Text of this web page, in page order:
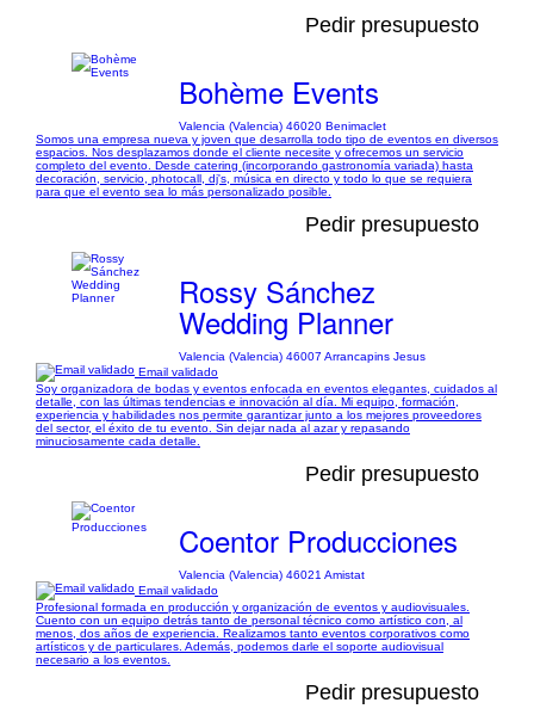
Pedir presupuesto
Bohème Events
Valencia (Valencia) 46020 Benimaclet
Somos una empresa nueva y joven que desarrolla todo tipo de eventos en diversos
espacios. Nos desplazamos donde el cliente necesite y ofrecemos un servicio
completo del evento. Desde catering (incorporando gastronomía variada) hasta
decoración, servicio, photocall, dj's, música en directo y todo lo que se requiera
para que el evento sea lo más personalizado posible.
Pedir presupuesto
Rossy Sánchez
Wedding Planner
Valencia (Valencia) 46007 Arrancapins Jesus
Email validado
Soy organizadora de bodas y eventos enfocada en eventos elegantes, cuidados al
detalle, con las últimas tendencias e innovación al día. Mi equipo, formación,
experiencia y habilidades nos permite garantizar junto a los mejores proveedores
del sector, el éxito de tu evento. Sin dejar nada al azar y repasando
minuciosamente cada detalle.
Pedir presupuesto
Coentor Producciones
Valencia (Valencia) 46021 Amistat
Email validado
Profesional formada en producción y organización de eventos y audiovisuales.
Cuento con un equipo detrás tanto de personal técnico como artístico con, al
menos, dos años de experiencia. Realizamos tanto eventos corporativos como
artísticos y de particulares. Además, podemos darle el soporte audiovisual
necesario a los eventos.
Pedir presupuesto